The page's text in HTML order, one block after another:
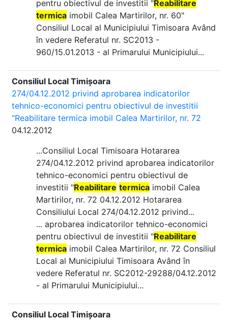
pentru obiectivul de investitii "Reabilitare
termica imobil Calea Martirilor, nr. 60"
Consiliul Local al Municipiului Timisoara Având
în vedere Referatul nr. SC2013 -
960/15.01.2013 - al Primarului Municipiului...
Consiliul Local Timișoara
274/04.12.2012 privind aprobarea indicatorilor
tehnico-economici pentru obiectivul de investitii
"Reabilitare termica imobil Calea Martirilor, nr. 72
04.12.2012
...Consiliul Local Timisoara Hotararea
274/04.12.2012 privind aprobarea indicatorilor
tehnico-economici pentru obiectivul de
investitii "Reabilitare termica imobil Calea
Martirilor, nr. 72 04.12.2012 Hotararea
Consiliului Local 274/04.12.2012 privind...
... aprobarea indicatorilor tehnico-economici
pentru obiectivul de investitii "Reabilitare
termica imobil Calea Martirilor, nr. 72 Consiliul
Local al Municipiului Timisoara Având în
vedere Referatul nr. SC2012-29288/04.12.2012
- al Primarului Municipiului...
Consiliul Local Timișoara